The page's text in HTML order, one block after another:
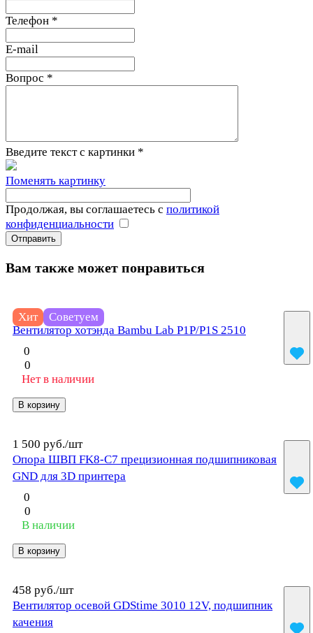
Телефон *
E-mail
Вопрос *
Введите текст с картинки *
Поменять картинку
Продолжая, вы соглашаетесь с политикой
конфиденциальности
Вам также может понравиться
Хит Советуем
800 руб./шт
Вентилятор хотэнда Bambu Lab P1P/P1S 2510
0
0
Нет в наличии
В корзину
1 500 руб./шт
Опора ШВП FK8-C7 прецизионная подшипниковая
GND для 3D принтера
0
0
В наличии
В корзину
458 руб./шт
Вентилятор осевой GDStime 3010 12V, подшипник
качения